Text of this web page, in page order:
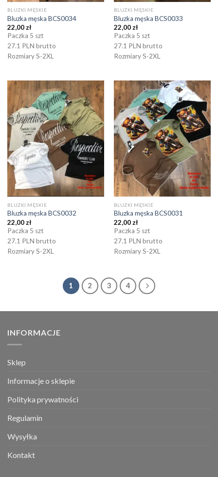
BLUZKI MĘSKIE
Bluzka męska BCS0034
22,00 zł
Paczka 5 szt
27.1 PLN brutto
Rozmiary S-2XL
BLUZKI MĘSKIE
Bluzka męska BCS0033
22,00 zł
Paczka 5 szt
27.1 PLN brutto
Rozmiary S-2XL
BLUZKI MĘSKIE
Bluzka męska BCS0032
22,00 zł
Paczka 5 szt
27.1 PLN brutto
Rozmiary S-2XL
BLUZKI MĘSKIE
Bluzka męska BCS0031
22,00 zł
Paczka 5 szt
27.1 PLN brutto
Rozmiary S-2XL
1 2 3 4
INFORMACJE
Sklep
Informacje o sklepie
Polityka prywatności
Regulamin
Wysyłka
Kontakt